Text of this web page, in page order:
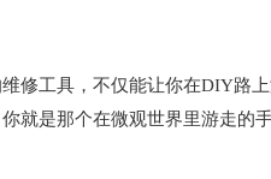
工具，不仅能让你在DIY路上
就是那个在微观世界里游走的